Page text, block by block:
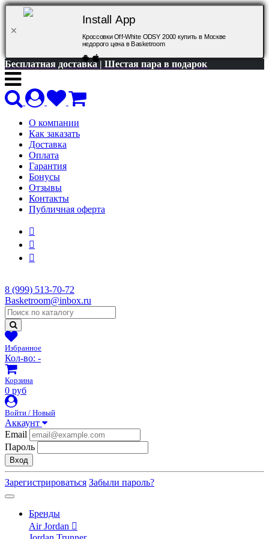
Install App
Кроссовки Off-White ODSY 2000 купить в Москве
недорого цена в Basketroom
Бесплатная доставка | Шестая пара в подарок
О компании
Как заказать
Доставка
Оплата
Гарантия
Бонусы
Отзывы
Контакты
Публичная оферта
8 (999) 513-70-72
Basketroom@inbox.ru
Избранное
Кол-во: -
Корзина
0 руб
Войти / Новый
Аккаунт
Email
Пароль
Вход
Зарегистрироваться Забыли пароль?
Бренды
Air Jordan